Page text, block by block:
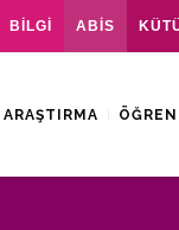
BİLGİ ABİS
ARAŞTIRMA